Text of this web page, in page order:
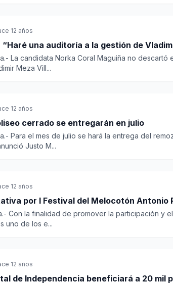
12 años
“Haré una auditoría a la gestión de
La candidata Norka Coral Maguiña no descartó
Meza Vill...
12 años
cerrado se entregarán en julio
Para el mes de julio se hará la entrega del
Justo M...
12 años
por I Festival del Melocotón Antonio
Con la finalidad de promover la participación y
uno de los e...
12 años
de Independencia beneficiará a 20 mil